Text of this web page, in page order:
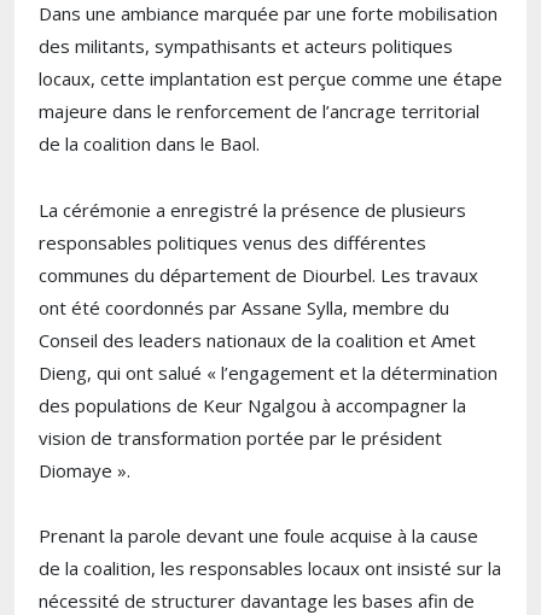
Dans une ambiance marquée par une forte mobilisation
des militants, sympathisants et acteurs politiques
locaux, cette implantation est perçue comme une étape
majeure dans le renforcement de l’ancrage territorial
de la coalition dans le Baol.
La cérémonie a enregistré la présence de plusieurs
responsables politiques venus des différentes
communes du département de Diourbel. Les travaux
ont été coordonnés par Assane Sylla, membre du
Conseil des leaders nationaux de la coalition et Amet
Dieng, qui ont salué « l’engagement et la détermination
des populations de Keur Ngalgou à accompagner la
vision de transformation portée par le président
Diomaye ».
Prenant la parole devant une foule acquise à la cause
de la coalition, les responsables locaux ont insisté sur la
nécessité de structurer davantage les bases afin de